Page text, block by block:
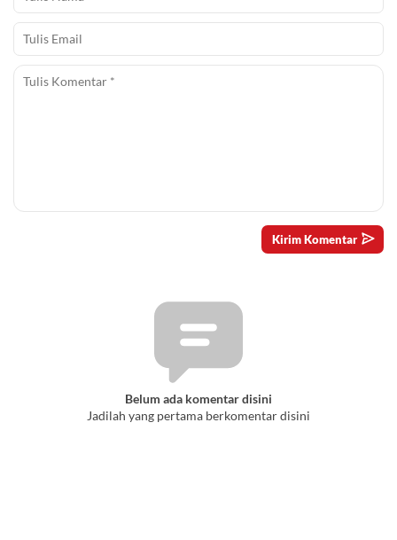
Belum ada komentar disini
Jadilah yang pertama berkomentar disini